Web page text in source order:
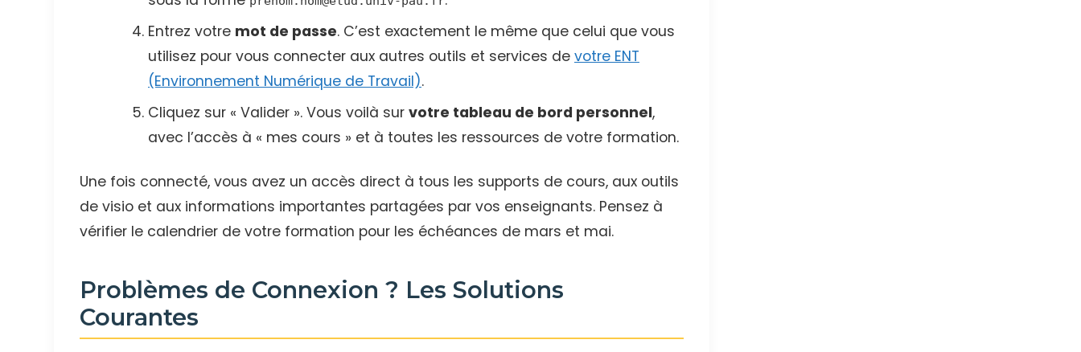
Entrez votre mot de passe. C’est exactement le même que celui que vous
utilisez pour vous connecter aux autres outils et services de votre ENT
(Environnement Numérique de Travail).
Cliquez sur « Valider ». Vous voilà sur votre tableau de bord personnel,
avec l’accès à « mes cours » et à toutes les ressources de votre formation.
Une fois connecté, vous avez un accès direct à tous les supports de cours, aux outils
de visio et aux informations importantes partagées par vos enseignants. Pensez à
vérifier le calendrier de votre formation pour les échéances de mars et mai.
Problèmes de Connexion ? Les Solutions
Courantes